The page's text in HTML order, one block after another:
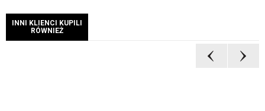
INNI KLIENCI KUPILI
RÓWNIEŻ